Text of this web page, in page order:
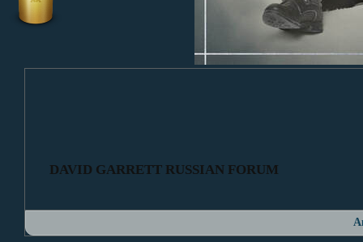
DAVID GARRETT RUSSIAN FORUM